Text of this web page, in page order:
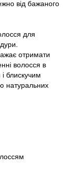
від бажаного
для
отримати
волосся в
блискучим
натуральних